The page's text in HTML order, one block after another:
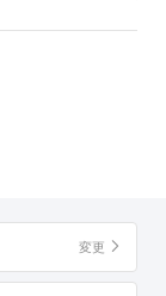
変更